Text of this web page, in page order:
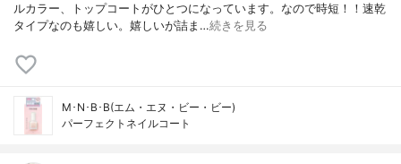
ルカラー、トップコートがひとつになっています。なので時短！！速乾
タイプなのも嬉しい。嬉しいが詰ま…続きを見る
M･N･B･B(エム・エヌ・ビー・ビー)
パーフェクトネイルコート